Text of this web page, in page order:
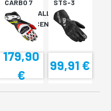
CARBO 7
ROSSO/GIALLO
FLUORESCENTE
179,90
€
STS-3
NERO
99,91 €